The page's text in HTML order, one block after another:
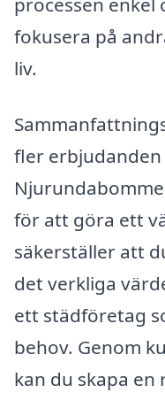
fokusera på
liv.
fler
för att göra ett
säkerställer att
det verkliga
ett städföretag
behov. Genom
kan du skapa en